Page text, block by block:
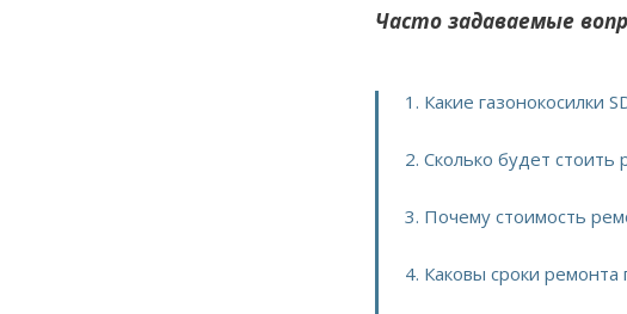
Часто задаваемые
1. Какие газонокосилки
2. Сколько будет стоить
3. Почему стоимость
4. Каковы сроки ремонта